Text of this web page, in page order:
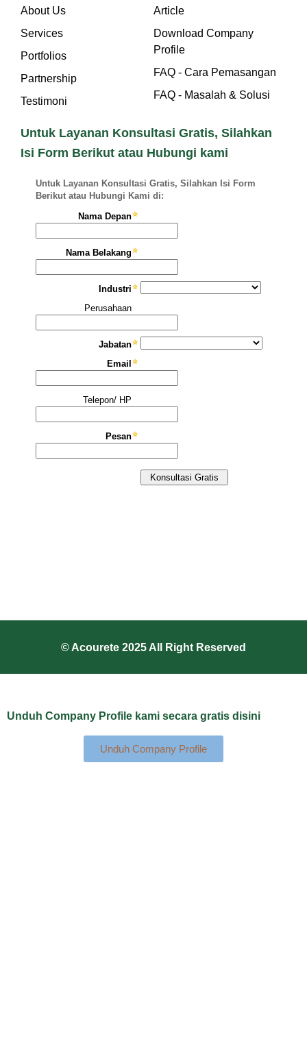
About Us
Services
Portfolios
Partnership
Testimoni
Article
Download Company
Profile
FAQ - Cara Pemasangan
FAQ - Masalah & Solusi
Untuk Layanan Konsultasi Gratis, Silahkan
Isi Form Berikut atau Hubungi kami
© Acourete 2025 All Right Reserved
Unduh Company Profile kami secara gratis disini
Unduh Company Profile